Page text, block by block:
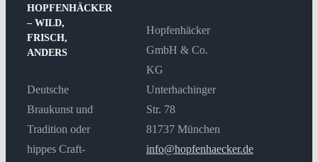
HOPFENHÄCKER
– WILD,
FRISCH,
ANDERS
Deutsche
Braukunst und
Tradition oder
hippes Craft-
Hopfenhäcker
GmbH & Co.
KG
Unterhachinger
Str. 78
81737 München
info@hopfenhaecker.de